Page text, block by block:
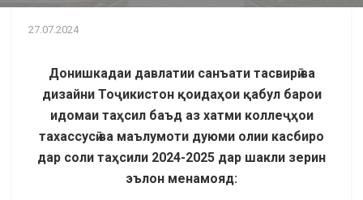
27.07.2024
Донишкадаи давлатии санъати тасвирӣ ва
дизайни Тоҷикистон қоидаҳои қабул барои
идомаи таҳсил баъд аз хатми коллеҷҳои
тахассусӣ ва маълумоти дуюми олии касбиро
дар соли таҳсили 2024-2025 дар шакли зерин
эълон менамояд: